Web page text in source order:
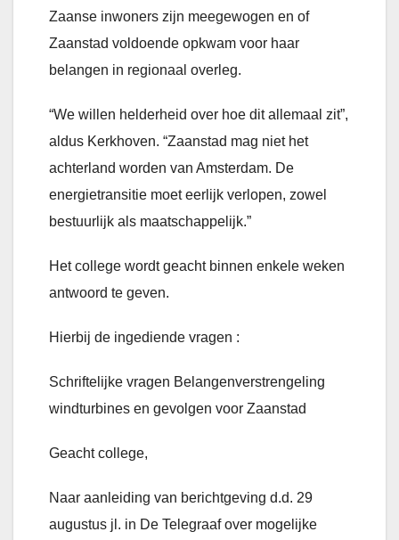
Zaanse inwoners zijn meegewogen en of
Zaanstad voldoende opkwam voor haar
belangen in regionaal overleg.
“We willen helderheid over hoe dit allemaal zit”,
aldus Kerkhoven. “Zaanstad mag niet het
achterland worden van Amsterdam. De
energietransitie moet eerlijk verlopen, zowel
bestuurlijk als maatschappelijk.”
Het college wordt geacht binnen enkele weken
antwoord te geven.
Hierbij de ingediende vragen :
Schriftelijke vragen Belangenverstrengeling
windturbines en gevolgen voor Zaanstad
Geacht college,
Naar aanleiding van berichtgeving d.d. 29
augustus jl. in De Telegraaf over mogelijke